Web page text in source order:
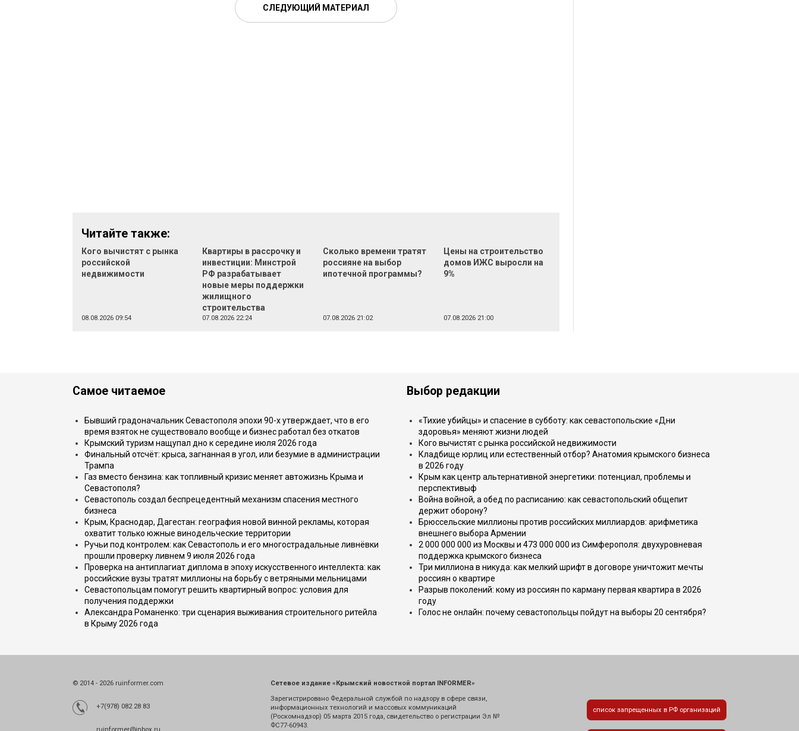
СЛЕДУЮЩИЙ МАТЕРИАЛ
Читайте также:
Кого вычистят с рынка
российской
недвижимости
08.08.2026 09:54
Квартиры в рассрочку и
инвестиции: Минстрой
РФ разрабатывает
новые меры поддержки
жилищного
строительства
07.08.2026 22:24
Сколько времени тратят
россияне на выбор
ипотечной программы?
07.08.2026 21:02
Цены на строительство
домов ИЖС выросли на
9%
07.08.2026 21:00
Самое читаемое
Бывший градоначальник Севастополя эпохи 90-х утверждает, что в его
время взяток не существовало вообще и бизнес работал без откатов
Крымский туризм нащупал дно к середине июля 2026 года
Финальный отсчёт: крыса, загнанная в угол, или безумие в администрации
Трампа
Газ вместо бензина: как топливный кризис меняет автожизнь Крыма и
Севастополя?
Севастополь создал беспрецедентный механизм спасения местного
бизнеса
Крым, Краснодар, Дагестан: география новой винной рекламы, которая
охватит только южные винодельческие территории
Ручьи под контролем: как Севастополь и его многострадальные ливнёвки
прошли проверку ливнем 9 июля 2026 года
Проверка на антиплагиат диплома в эпоху искусственного интеллекта: как
российские вузы тратят миллионы на борьбу с ветряными мельницами
Севастопольцам помогут решить квартирный вопрос: условия для
получения поддержки
Александра Романенко: три сценария выживания строительного ритейла
в Крыму 2026 года
Выбор редакции
«Тихие убийцы» и спасение в субботу: как севастопольские «Дни
здоровья» меняют жизни людей
Кого вычистят с рынка российской недвижимости
Кладбище юрлиц или естественный отбор? Анатомия крымского бизнеса
в 2026 году
Крым как центр альтернативной энергетики: потенциал, проблемы и
перспективыф
Война войной, а обед по расписанию: как севастопольский общепит
держит оборону?
Брюссельские миллионы против российских миллиардов: арифметика
внешнего выбора Армении
2 000 000 000 из Москвы и 473 000 000 из Симферополя: двухуровневая
поддержка крымского бизнеса
Три миллиона в никуда: как мелкий шрифт в договоре уничтожит мечты
россиян о квартире
Разрыв поколений: кому из россиян по карману первая квартира в 2026
году
Голос не онлайн: почему севастопольцы пойдут на выборы 20 сентября?
© 2014 - 2026 ruinformer.com
+7(978) 082 28 83
Сетевое издание «Крымский новостной портал INFORMER»
Зарегистрировано Федеральной службой по надзору в сфере связи,
информационных технологий и массовых коммуникаций
(Роскомнадзор) 05 марта 2015 года, свидетельство о регистрации Эл №
ФС77-60943.
список запрещенных в РФ организаций